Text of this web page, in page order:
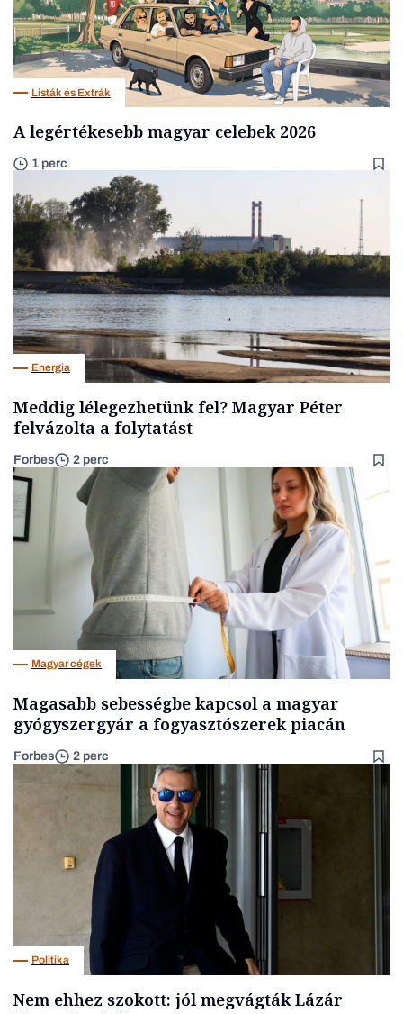
Listák és Extrák
A legértékesebb magyar celebek 2026
1 perc
Energia
Meddig lélegezhetünk fel? Magyar Péter
felvázolta a folytatást
Forbes 2 perc
Magyar cégek
Magasabb sebességbe kapcsol a magyar
gyógyszergyár a fogyasztószerek piacán
Forbes 2 perc
Politika
Nem ehhez szokott: jól megvágták Lázár